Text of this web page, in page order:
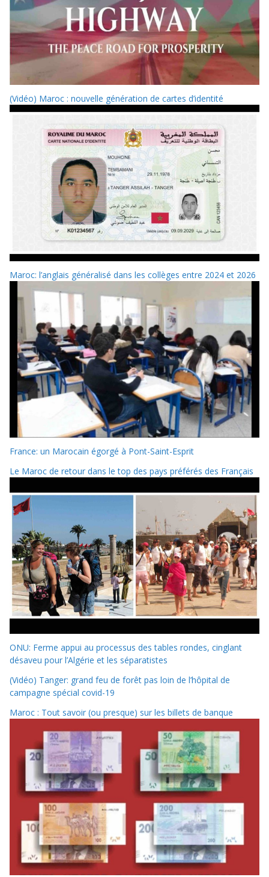
(Vidéo) Maroc : nouvelle génération de cartes d’identité
Maroc: l’anglais généralisé dans les collèges entre 2024 et 2026
France: un Marocain égorgé à Pont-Saint-Esprit
Le Maroc de retour dans le top des pays préférés des Français
ONU: Ferme appui au processus des tables rondes, cinglant
désaveu pour l’Algérie et les séparatistes
(Vidéo) Tanger: grand feu de forêt pas loin de l’hôpital de
campagne spécial covid-19
Maroc : Tout savoir (ou presque) sur les billets de banque